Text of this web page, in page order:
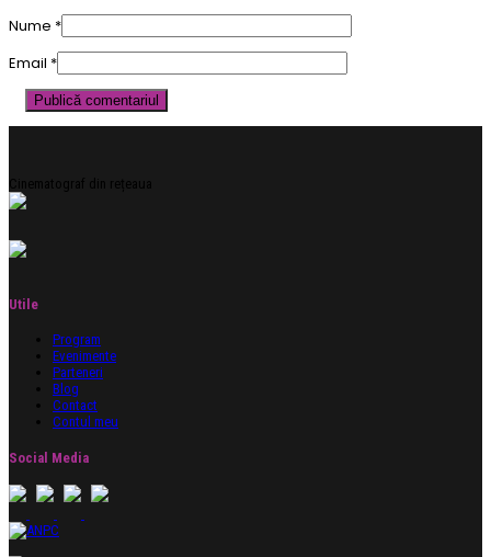
Nume *
Email *
Cinematograf din rețeaua
Utile
Program
Evenimente
Parteneri
Blog
Contact
Contul meu
Social Media